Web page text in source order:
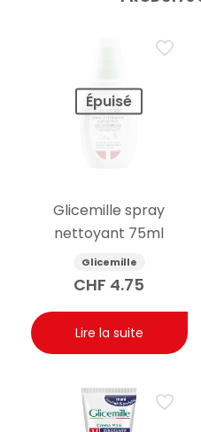
Épuisé
Glicemille spray
nettoyant 75ml
Glicemille
CHF 4.75
Lire la suite